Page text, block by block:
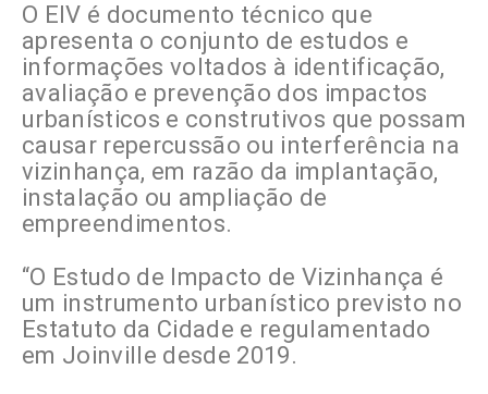
O EIV é documento técnico que
apresenta o conjunto de estudos e
informações voltados à identificação,
avaliação e prevenção dos impactos
urbanísticos e construtivos que possam
causar repercussão ou interferência na
vizinhança, em razão da implantação,
instalação ou ampliação de
empreendimentos.
“O Estudo de Impacto de Vizinhança é
um instrumento urbanístico previsto no
Estatuto da Cidade e regulamentado
em Joinville desde 2019.